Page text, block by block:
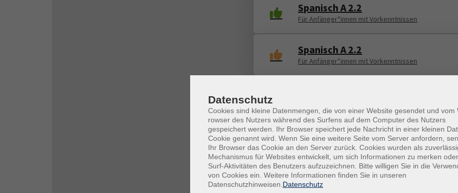
Spanisch A 2.2
Für Anfänger*innen mit Vorkenntnissen
Spanisch A 2.2
Für Anfänger*innen mit Vorkenntnissen
A Winter Tea Experience: Warmth,
Calm, and Mindfulness
Englisch B1 – C2
English Conversation Niveau B2/C1
Datenschutz
Cookies sind kleine Datenmengen, die von einer Website gesendet und vom
rowser des Nutzers während des Surfens auf dem Computer des Nutzers
gespeichert werden. Ihr Browser speichert jede Nachricht in einer kleinen
Cookie genannt wird. Wenn Sie eine weitere Seite vom Server anfordern,
Ihr Browser das Cookie an den Server zurück. Cookies wurden als
Mechanismus für Websites entwickelt, um sich Informationen zu merken
Surf-Aktivitäten des Benutzers aufzuzeichnen. Bitte willigen Sie in die
von Cookies ein. Weitere Informationen finden Sie in unseren
Datenschutzhinweisen. Datenschutz